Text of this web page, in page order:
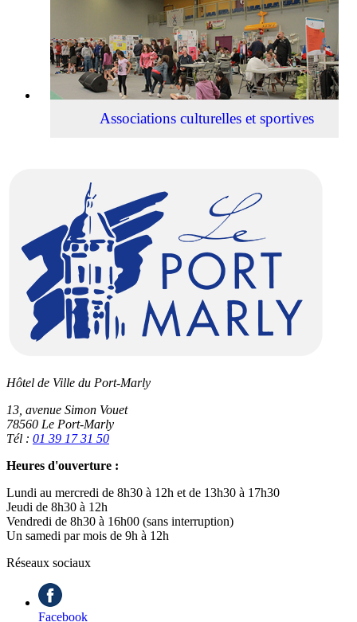
Associations culturelles et sportives
Hôtel de Ville du Port-Marly
13, avenue Simon Vouet
78560 Le Port-Marly
Tél : 01 39 17 31 50
Heures d'ouverture :
Lundi au mercredi de 8h30 à 12h et de 13h30 à 17h30
Jeudi de 8h30 à 12h
Vendredi de 8h30 à 16h00 (sans interruption)
Un samedi par mois de 9h à 12h
Réseaux sociaux
Facebook